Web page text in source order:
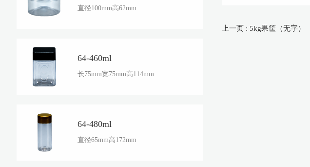
直径100mm高62mm
64-460ml
长75mm宽75mm高114mm
64-480ml
直径65mm高172mm
上一页 : 5kg果筐（无字）